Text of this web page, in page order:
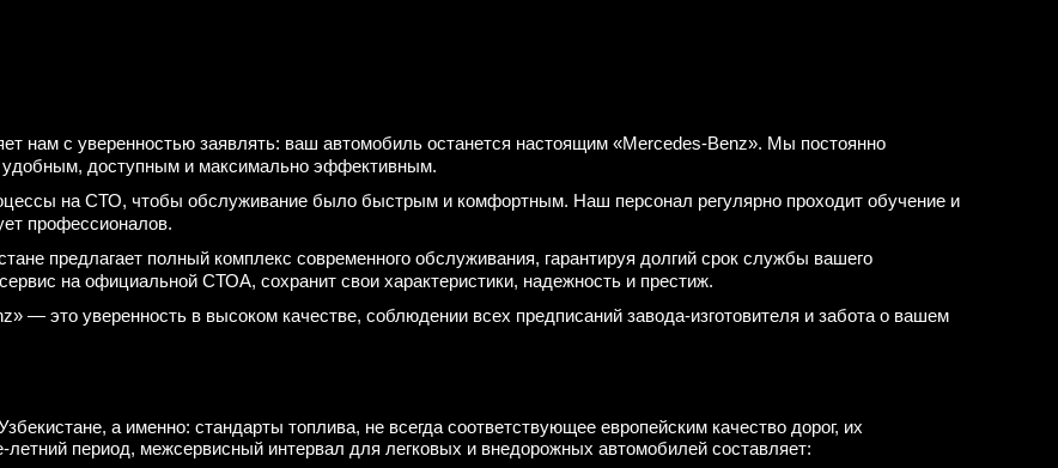
нам с уверенностью заявлять: ваш автомобиль останется настоящим «Mercedes-Benz». Мы постоянно
удобным, доступным и максимально эффективным.
на СТО, чтобы обслуживание было быстрым и комфортным. Наш персонал регулярно проходит обучение и
профессионалов.
предлагает полный комплекс современного обслуживания, гарантируя долгий срок службы вашего
на официальной СТОА, сохранит свои характеристики, надежность и престиж.
— это уверенность в высоком качестве, соблюдении всех предписаний завода-изготовителя и забота о вашем
а именно: стандарты топлива, не всегда соответствующее европейским качество дорог, их
летний период, межсервисный интервал для легковых и внедорожных автомобилей составляет: